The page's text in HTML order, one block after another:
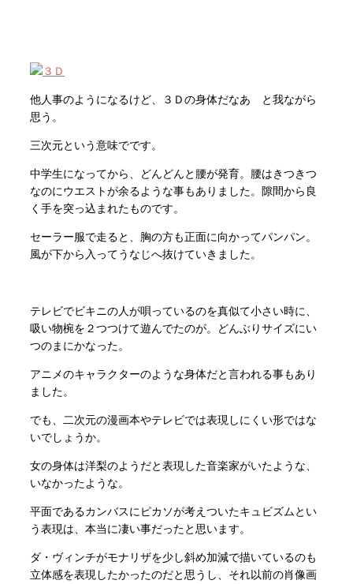
他人事のようになるけど、３Ｄの身体だなあ と我ながら
思う。
三次元という意味でです。
中学生になってから、どんどんと腰が発育。腰はきつきつ
なのにウエストが余るような事もありました。隙間から良
く手を突っ込まれたものです。
セーラー服で走ると、胸の方も正面に向かってパンパン。
風が下から入ってうなじへ抜けていきました。
テレビでビキニの人が唄っているのを真似て小さい時に、
吸い物椀を２つつけて遊んでたのが。どんぶりサイズにい
つのまにかなった。
アニメのキャラクターのような身体だと言われる事もあり
ました。
でも、二次元の漫画本やテレビでは表現しにくい形ではな
いでしょうか。
女の身体は洋梨のようだと表現した音楽家がいたような、
いなかったような。
平面であるカンバスにピカソが考えついたキュビズムとい
う表現は、本当に凄い事だったと思います。
ダ・ヴィンチがモナリザを少し斜め加減で描いているのも
立体感を表現したかったのだと思うし、それ以前の肖像画